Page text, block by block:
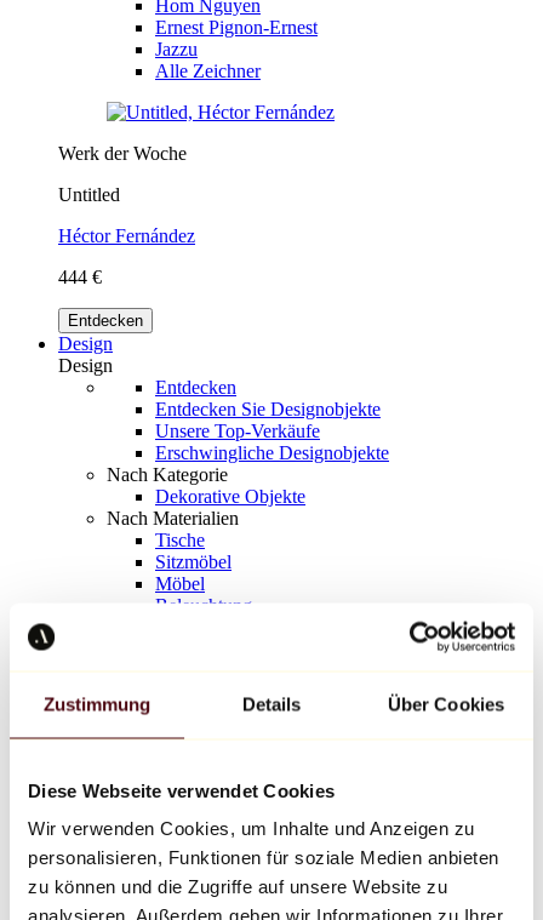
Zustimmung Details Über Cookies
Diese Webseite verwendet Cookies
Wir verwenden Cookies, um Inhalte und Anzeigen zu
personalisieren, Funktionen für soziale Medien anbieten
zu können und die Zugriffe auf unsere Website zu
analysieren. Außerdem geben wir Informationen zu Ihrer
Hom Nguyen
Ernest Pignon-Ernest
Jazzu
Alle Zeichner
Werk der Woche
Untitled
Héctor Fernández
444 €
Entdecken
Design
Design
Entdecken
Entdecken Sie Designobjekte
Unsere Top-Verkäufe
Erschwingliche Designobjekte
Nach Kategorie
Dekorative Objekte
Nach Materialien
Tische
Sitzmöbel
Möbel
Beleuchtung
Richard Orlinski
Keith Haring
Jeff Koons
Jean-Michel Basquiat
Alle Designer
Werk der Woche